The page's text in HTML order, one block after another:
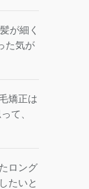
髪が細く
た気が
矯正は
て、
ロング
たいと